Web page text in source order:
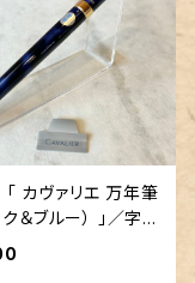
カヴァリエ 万年筆
ク＆ブルー） 」／字幅
合金ペン先